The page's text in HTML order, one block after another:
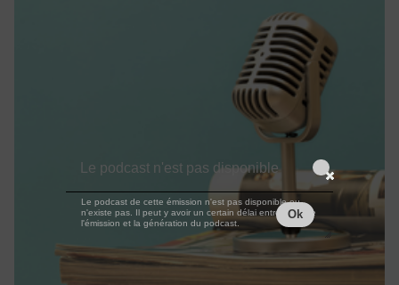
Le podcast n'est pas disponible
Le podcast de cette émission n'est pas disponible ou
n'existe pas. Il peut y avoir un certain délai entre la fin de
l'émission et la génération du podcast.
Ok